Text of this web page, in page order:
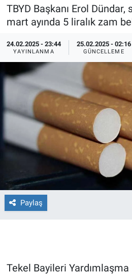
TBYD Başkanı Erol Dündar,
mart ayında 5 liralık zam
24.02.2025 - 23:44
YAYINLANMA
25.02.2025 - 02:16
GÜNCELLEME
Paylaş
Tekel Bayileri Yardımlaşma
Doğa Konuşuyor
Ege Saati
Ege'den Esintiler
Eğitim
Eğlence
Ekonomi
Forum
Gün Bitiyor
Sağlık
Yayın Akışı
İletişim
Tüm Manşetler
Haber Arşivi